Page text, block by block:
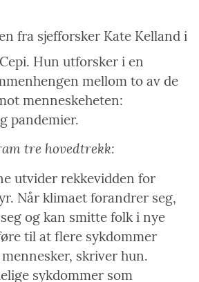
fra sjefforsker Kate Kelland i
Hun utforsker i en
mellom to av de
menneskeheten:
pandemier.
tre hovedtrekk:
utvider rekkevidden for
Når klimaet forandrer seg,
og kan smitte folk i nye
til at flere sykdommer
skriver hun.
sykdommer som